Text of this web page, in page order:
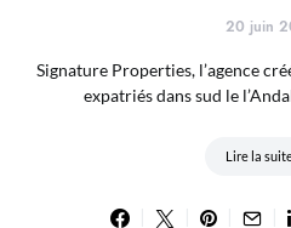
20 juin
Signature Properties, l’agence
expatriés dans sud le
Lire la